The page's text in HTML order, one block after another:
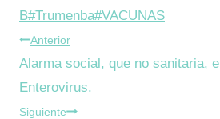
de
la
entrada:
B#Trumenba#VACUNAS
Navegación
de
entradas
Anterior
Alarma social, que no sanitaria,
Enterovirus.
Siguiente